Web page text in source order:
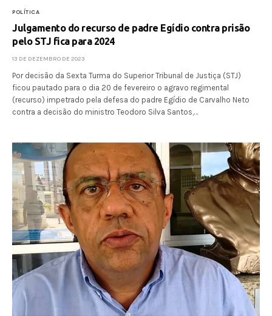
POLÍTICA
Julgamento do recurso de padre Egídio contra prisão
pelo STJ fica para 2024
13 DE DEZEMBRO DE 2023
Por decisão da Sexta Turma do Superior Tribunal de Justiça (STJ)
ficou pautado para o dia 20 de fevereiro o agravo regimental
(recurso) impetrado pela defesa do padre Egídio de Carvalho Neto
contra a decisão do ministro Teodoro Silva Santos,…